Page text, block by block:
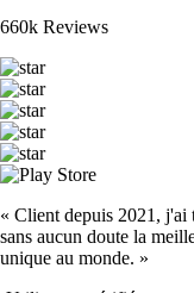
660k Reviews
« Client depuis 2021, j'ai
sans aucun doute la
unique au monde. »